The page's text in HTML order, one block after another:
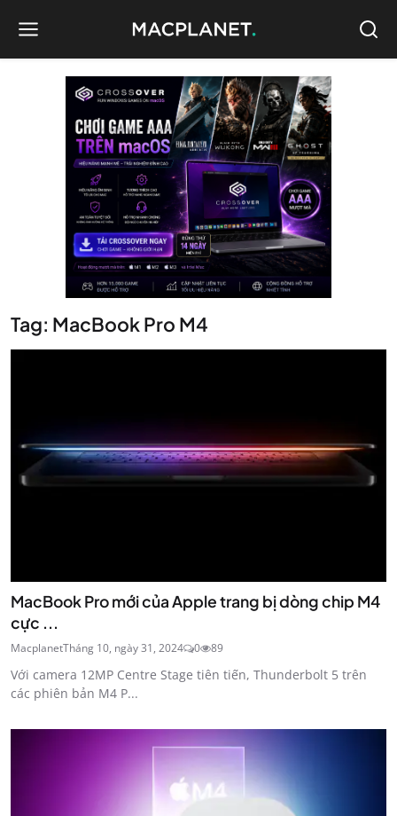
Tag: MacBook Pro M4
MacBook Pro mới của Apple trang bị dòng chip M4
cực ...
MacplanetTháng 10, ngày 31, 2024 0 89
Với camera 12MP Centre Stage tiên tiến, Thunderbolt 5 trên
các phiên bản M4 P...